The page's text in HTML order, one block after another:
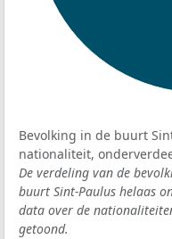
Bevolking in de buurt
nationaliteit,
De verdeling van de
buurt Sint-Paulus helaas
data over de
getoond.